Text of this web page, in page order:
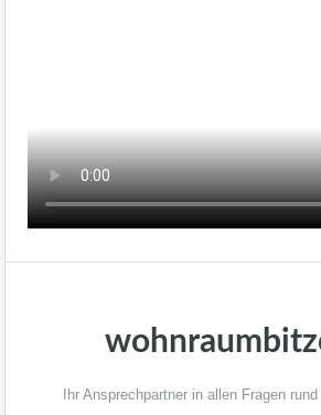
Ihr Ansprechpartner in allen Fragen